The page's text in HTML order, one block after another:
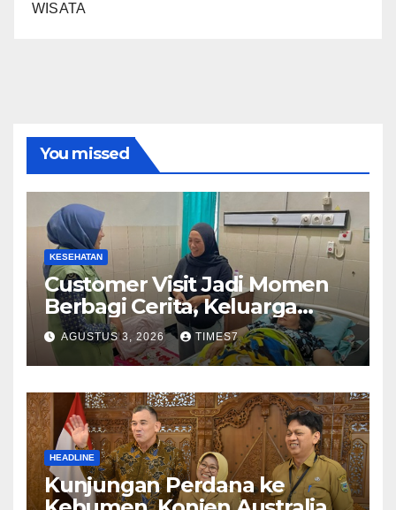
WISATA
You missed
KESEHATAN
Customer Visit Jadi Momen
Berbagi Cerita, Keluarga
Nurhayati Rasakan Manfaat
NyataProgram JKN
AGUSTUS 3, 2026 TIMES7
HEADLINE
Kunjungan Perdana ke